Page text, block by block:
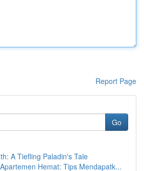
Report Page
Go
A Tiefling Paladin's Tale
Hemat: Tips Mendapatk...